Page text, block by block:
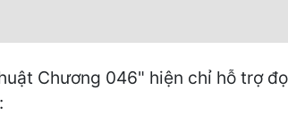
Chương 046" hiện chỉ hỗ trợ